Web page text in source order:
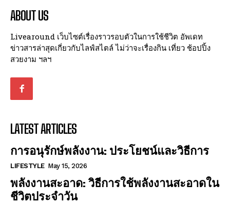
ABOUT US
Livearound เว็บไซต์เรื่องราวรอบตัวในการใช้ชีวิต อัพเดท
ข่าวสารล่าสุดเกี่ยวกับไลฟ์สไตล์ ไม่ว่าจะเรื่องกิน เที่ยว ช้อปปิ้ง
สวยงาม ฯลฯ
LATEST ARTICLES
การอนุรักษ์พลังงาน: ประโยชน์และวิธีการ
LIFESTYLE May 15, 2026
พลังงานสะอาด: วิธีการใช้พลังงานสะอาดใน
ชีวิตประจำวัน